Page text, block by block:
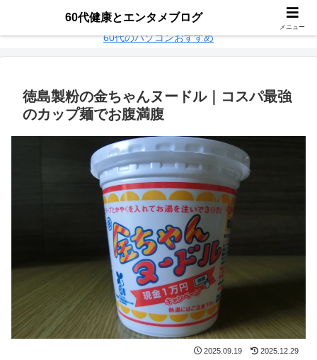
60代パソコンおすすめ 楽天モバイル乗り換え
60代のパソコンおすすめ
徳島製粉の金ちゃんヌードル｜コスパ最強
のカップ麺でお腹満腹
2025.09.19 2025.12.29
60代健康とエンタメブログ
メニュー